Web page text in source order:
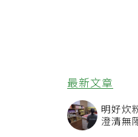
最新文章
明好炊
澄清無